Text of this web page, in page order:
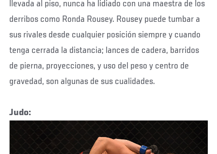
llevada al piso, nunca ha lidiado con una maestra de los
derribos como Ronda Rousey. Rousey puede tumbar a
sus rivales desde cualquier posición siempre y cuando
tenga cerrada la distancia; lances de cadera, barridos
de pierna, proyecciones, y uso del peso y centro de
gravedad, son algunas de sus cualidades.
Judo: